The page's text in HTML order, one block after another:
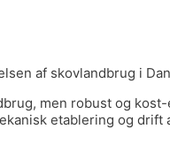
af skovlandbrug i
men robust og
etablering og